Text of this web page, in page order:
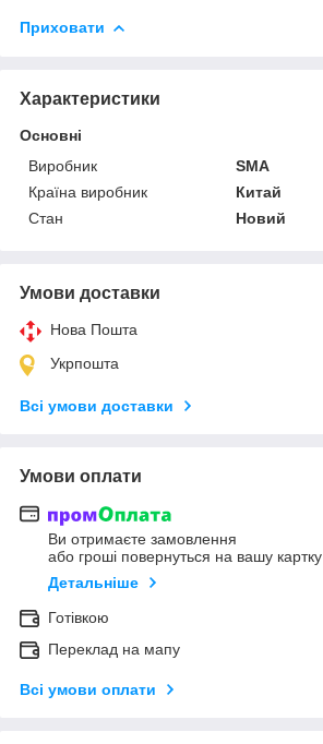
Приховати
Характеристики
Основні
Виробник
SMA
Країна виробник
Китай
Стан
Новий
Умови доставки
Нова Пошта
Укрпошта
Всі умови доставки
Умови оплати
Ви отримаєте замовлення
або гроші повернуться на вашу картку
Детальніше
Готівкою
Переклад на мапу
Всі умови оплати